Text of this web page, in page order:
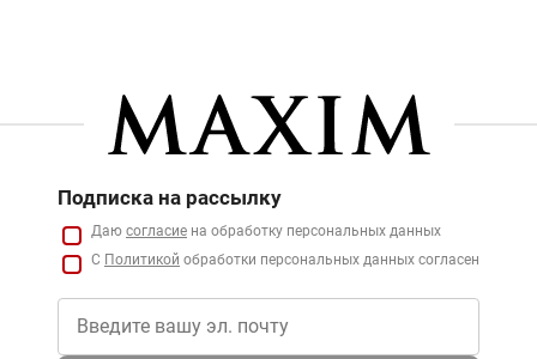
Подписка на рассылку
Даю согласие на обработку персональных данных
С Политикой обработки персональных данных согласен